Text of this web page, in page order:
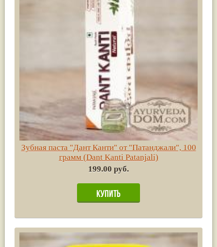
Зубная паста "Дант Канти" от "Патанджали", 100
грамм (Dant Kanti Patanjali)
199.00 руб.